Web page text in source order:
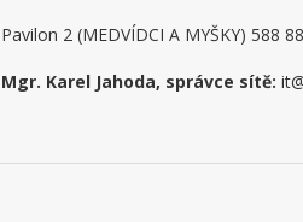
Pavilon 2 (MEDVÍDCI A MYŠKY) 588
Mgr. Karel Jahoda, správce sítě: